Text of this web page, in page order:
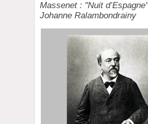
Massenet : "Nuit
Johanne Ralambondrainy